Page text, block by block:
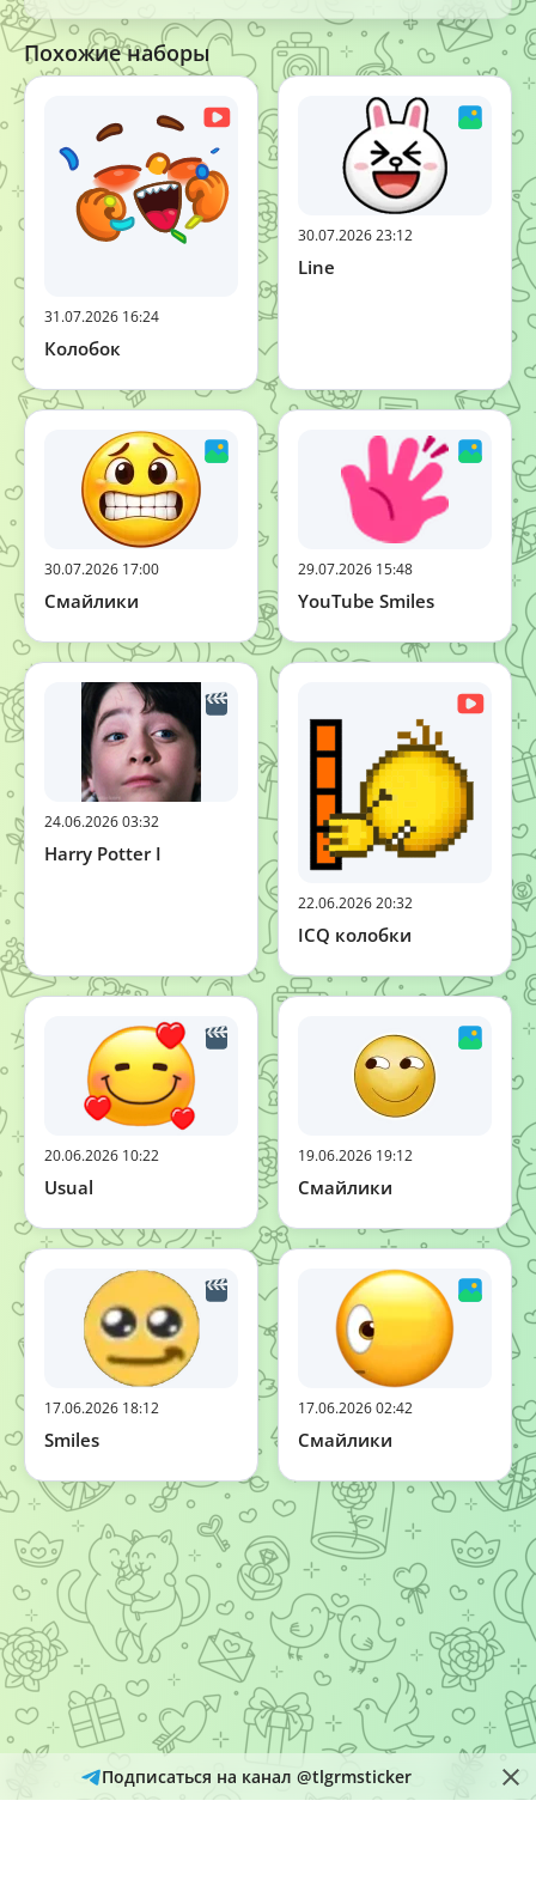
Похожие наборы
31.07.2026 16:24
Колобок
30.07.2026 23:12
Line
30.07.2026 17:00
Смайлики
29.07.2026 15:48
YouTube Smiles
24.06.2026 03:32
Harry Potter I
22.06.2026 20:32
ICQ колобки
20.06.2026 10:22
Usual
19.06.2026 19:12
Смайлики
17.06.2026 18:12
Smiles
17.06.2026 02:42
Смайлики
Подписаться на канал @tlgrmsticker